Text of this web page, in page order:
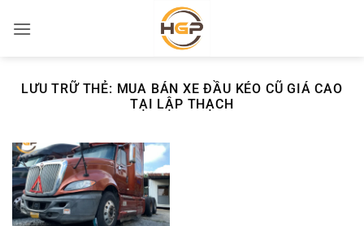
qua
LƯU TRỮ THẺ: MUA BÁN XE ĐẦU KÉO CŨ GIÁ CAO
TẠI LẬP THẠCH